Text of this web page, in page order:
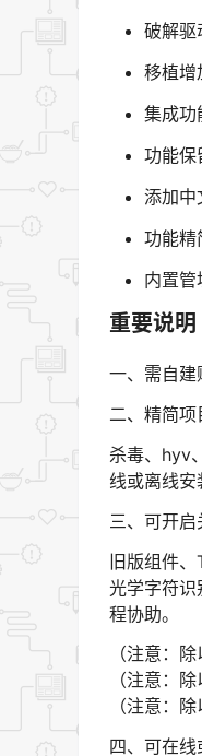
破解驱
移植增
集成功
功能保
添加中
功能
内置
重要说明
一、需自
二、精简项
杀毒、hyv
线或离线安
三、可开启
旧版组件
光学字符
程协助。
（注意：
（注意：
（注意：
四、可在线